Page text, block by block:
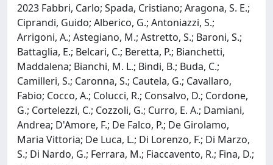
2023 Fabbri, Carlo; Spada, Cristiano; Aragona, S. E.;
Ciprandi, Guido; Alberico, G.; Antoniazzi, S.;
Arrigoni, A.; Astegiano, M.; Astretto, S.; Baroni, S.;
Battaglia, E.; Belcari, C.; Beretta, P.; Bianchetti,
Maddalena; Bianchi, M. L.; Bindi, B.; Buda, C.;
Camilleri, S.; Caronna, S.; Cautela, G.; Cavallaro,
Fabio; Cocco, A.; Colucci, R.; Consalvo, D.; Cordone,
G.; Cortelezzi, C.; Cozzoli, G.; Curro, E. A.; Damiani,
Andrea; D'Amore, F.; De Falco, P.; De Girolamo,
Maria Vittoria; De Luca, L.; Di Lorenzo, F.; Di Marzo,
S.; Di Nardo, G.; Ferrara, M.; Fiaccavento, R.; Fina, D.;